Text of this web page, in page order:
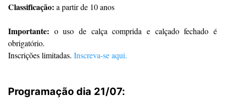
Classificação: a partir de 10 anos
Importante: o uso de calça comprida e calçado fechado é
obrigatório.
Inscrições limitadas. Inscreva-se aqui.
Programação dia 21/07: